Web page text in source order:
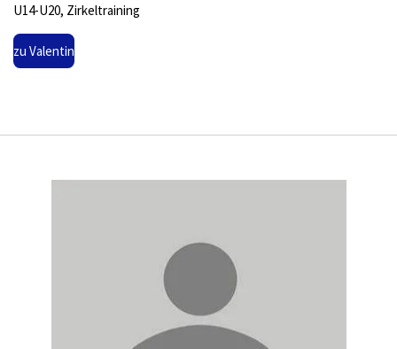
U14-U20, Zirkeltraining
zu Valentin